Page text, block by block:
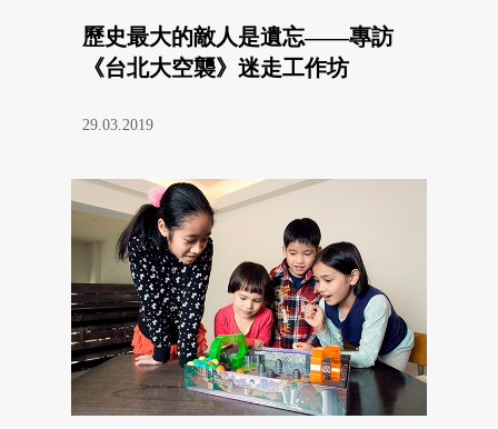
歷史最大的敵人是遺忘——專訪
《台北大空襲》迷走工作坊
29.03.2019